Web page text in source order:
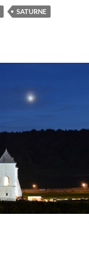
SATURNE